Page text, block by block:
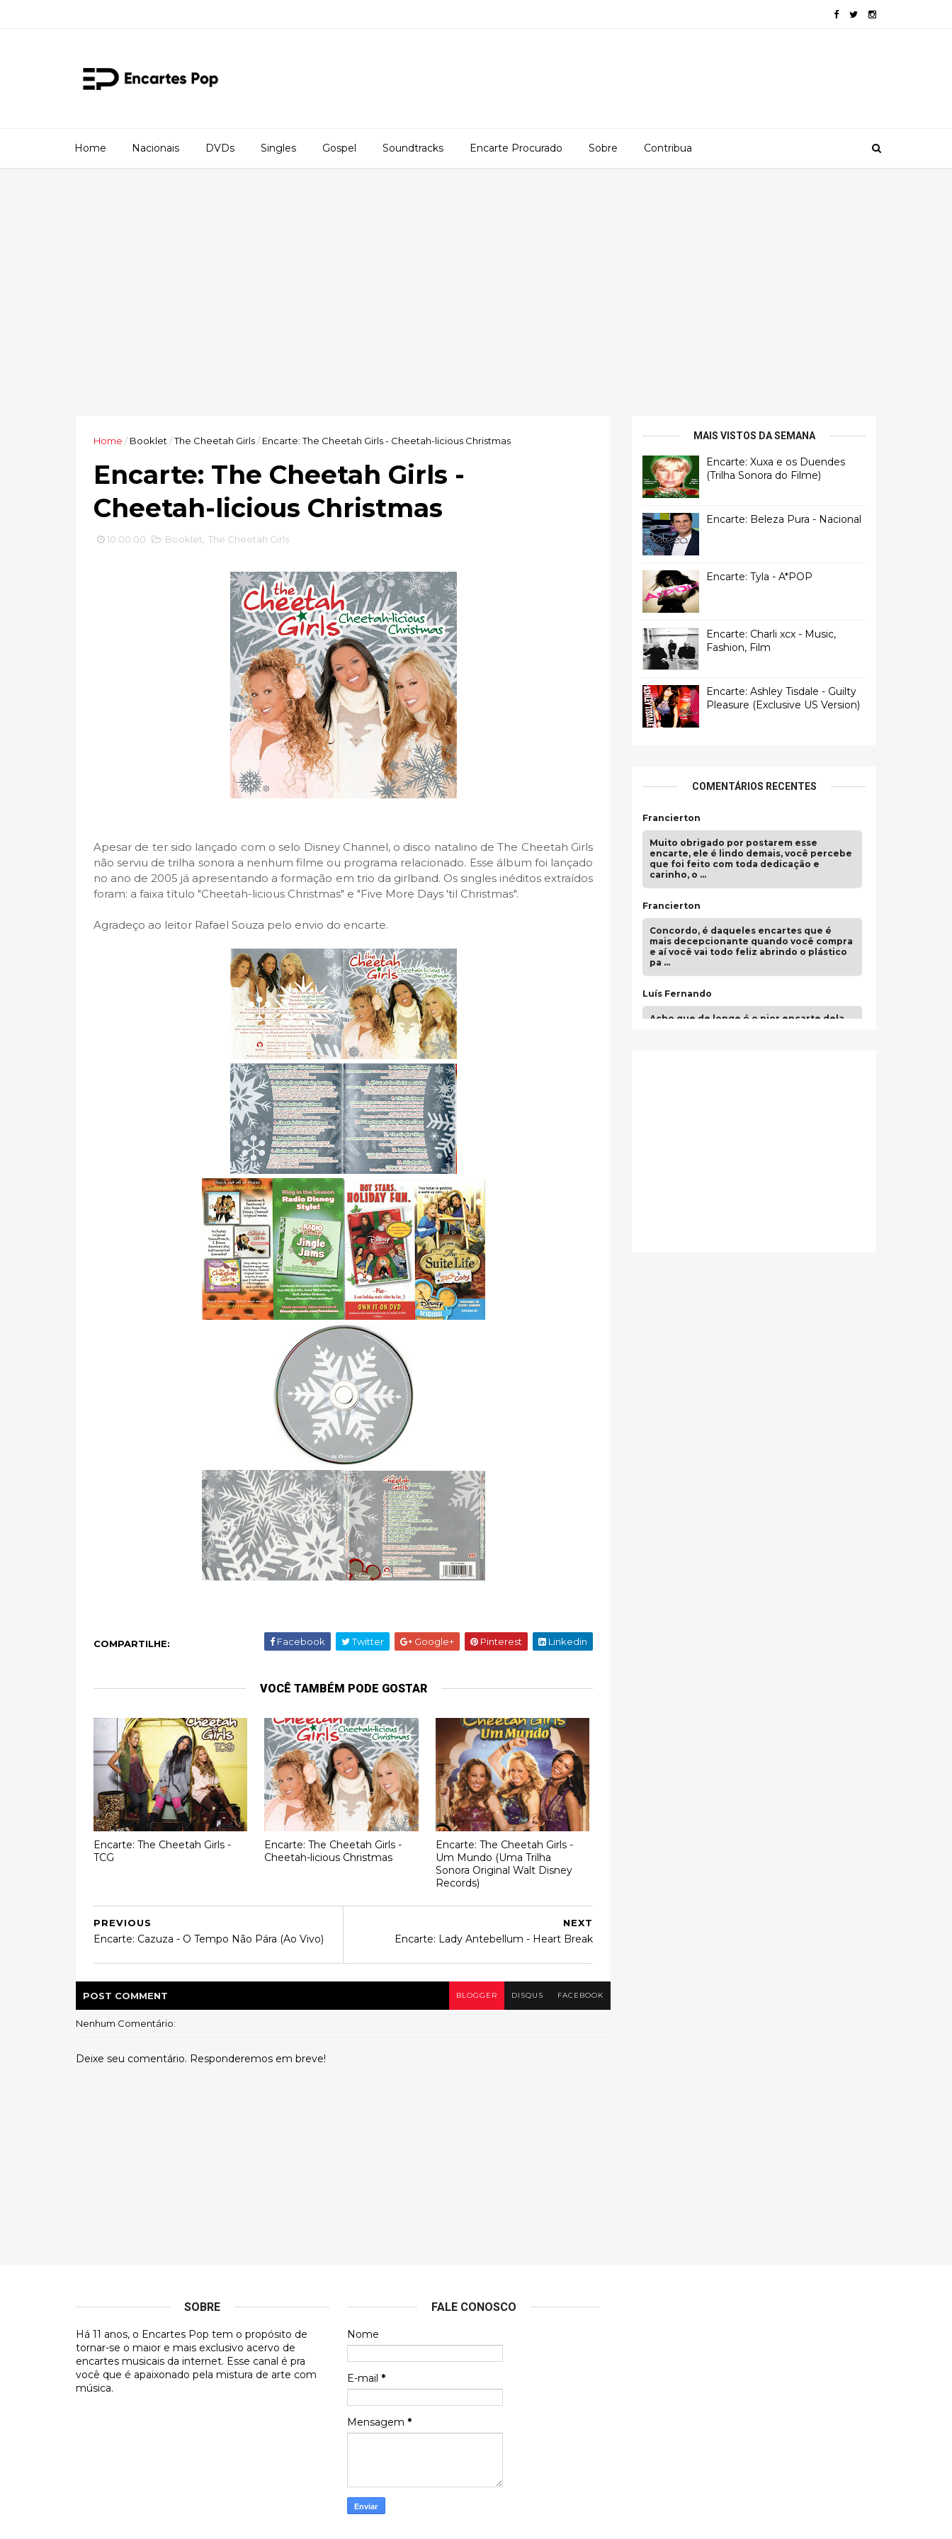
Home Nacionais DVDs Singles Gospel Soundtracks Encarte Procurado Sobre Contribua
Home / Booklet /The Cheetah Girls/ Encarte: The Cheetah Girls - Cheetah-licious Christmas
Encarte: The Cheetah Girls -
Cheetah-licious Christmas
10:00:00 Booklet The Cheetah Girls
Apesar de ter sido lançado com o selo Disney Channel, o disco natalino de The Cheetah Girls
não serviu de trilha sonora a nenhum filme ou programa relacionado. Esse álbum foi lançado
no ano de 2005 já apresentando a formação em trio da girlband. Os singles inéditos extraídos
foram: a faixa título "Cheetah-licious Christmas" e "Five More Days 'til Christmas".
Agradeço ao leitor Rafael Souza pelo envio do encarte.
COMPARTILHE: Facebook Twitter Google+ Pinterest Linkedin
VOCÊ TAMBÉM PODE GOSTAR
Encarte: The Cheetah Girls -
TCG
Encarte: The Cheetah Girls -
Cheetah-licious Christmas
Encarte: The Cheetah Girls -
Um Mundo (Uma Trilha
Sonora Original Walt Disney
Records)
NEXT
Encarte: Lady Antebellum ‎- Heart Break
PREVIOUS
Encarte: Cazuza - O Tempo Não Pára (Ao Vivo)
POST COMMENT BLOGGER DISQUS FACEBOOK
Nenhum Comentário:
Deixe seu comentário. Responderemos em breve!
MAIS VISTOS DA SEMANA
Encarte: Xuxa e os Duendes
(Trilha Sonora do Filme)
Encarte: Beleza Pura - Nacional
Encarte: Tyla - A*POP
Encarte: Charli xcx - Music,
Fashion, Film
Encarte: Ashley Tisdale - Guilty
Pleasure (Exclusive US Version)
COMENTÁRIOS RECENTES
Francierton
Muito obrigado por postarem esse
encarte, ele é lindo demais, você percebe
que foi feito com toda dedicação e
carinho, o …
Francierton
Concordo, é daqueles encartes que é
mais decepcionante quando você compra
e aí você vai todo feliz abrindo o plástico
pa …
Luís Fernando
Acho que de longe é o pior encarte dela.
SOBRE
Há 11 anos, o Encartes Pop tem o propósito de
tornar-se o maior e mais exclusivo acervo de
encartes musicais da internet. Esse canal é pra
você que é apaixonado pela mistura de arte com
música.
FALE CONOSCO
Nome
E-mail *
Mensagem *